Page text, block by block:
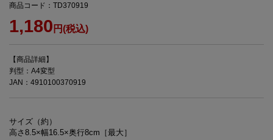
商品コード：TD370919
1,180 円(税込)
【商品詳細】
判型：A4変型
JAN：4910100370919
サイズ（約）
高さ8.5×幅16.5×奥行8cm［最大］